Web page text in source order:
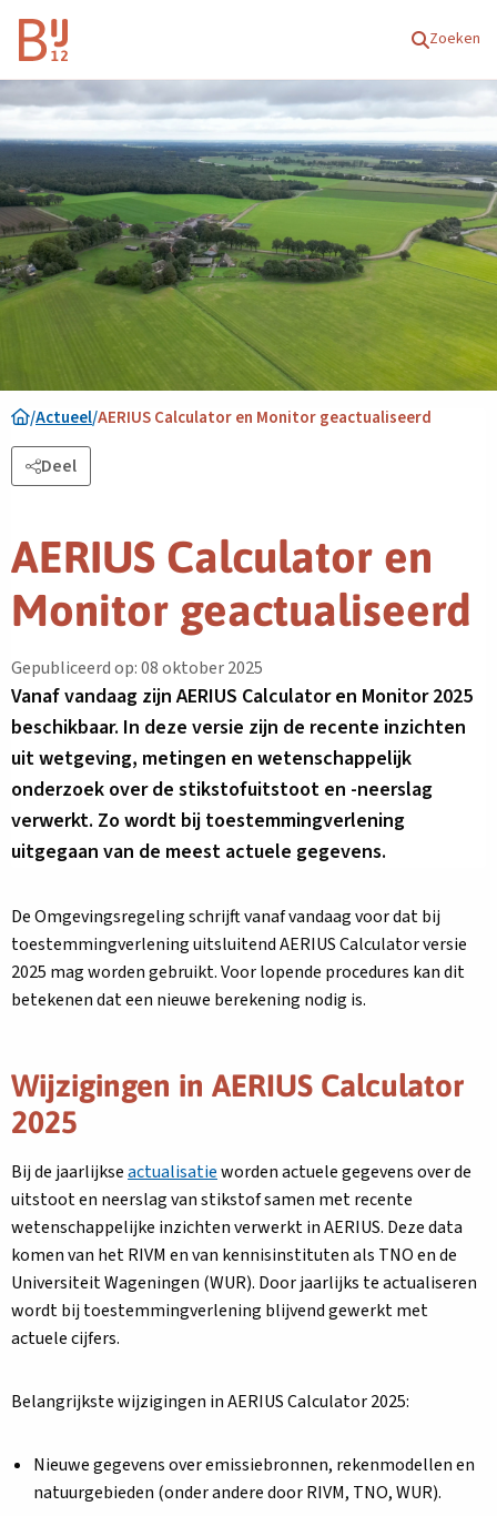
Homepagina Zoeken
/Actueel/AERIUS Calculator en Monitor geactualiseerd
Deel
AERIUS Calculator en
Monitor geactualiseerd
Gepubliceerd op: 08 oktober 2025
Vanaf vandaag zijn AERIUS Calculator en Monitor 2025
beschikbaar. In deze versie zijn de recente inzichten
uit wetgeving, metingen en wetenschappelijk
onderzoek over de stikstofuitstoot en -neerslag
verwerkt. Zo wordt bij toestemmingverlening
uitgegaan van de meest actuele gegevens.
De Omgevingsregeling schrijft vanaf vandaag voor dat bij
toestemmingverlening uitsluitend AERIUS Calculator versie
2025 mag worden gebruikt. Voor lopende procedures kan dit
betekenen dat een nieuwe berekening nodig is.
Wijzigingen in AERIUS Calculator
2025
Bij de jaarlijkseactualisatieworden actuele gegevens over de
uitstoot en neerslag van stikstof samen met recente
wetenschappelijke inzichten verwerkt in AERIUS. Deze data
komen van het RIVM en van kennisinstituten als TNO en de
Universiteit Wageningen (WUR). Door jaarlijks te actualiseren
wordt bij toestemmingverlening blijvend gewerkt met
actuele cijfers.
Belangrijkste wijzigingen in AERIUS Calculator 2025:
Nieuwe gegevens over emissiebronnen, rekenmodellen en
natuurgebieden (onder andere door RIVM, TNO, WUR).